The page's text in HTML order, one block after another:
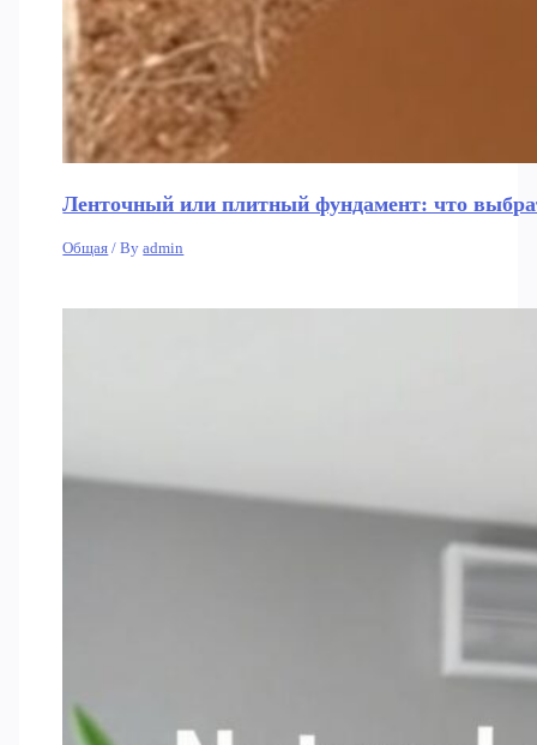
Ленточный или плитный фундамент: что
Общая / Byadmin